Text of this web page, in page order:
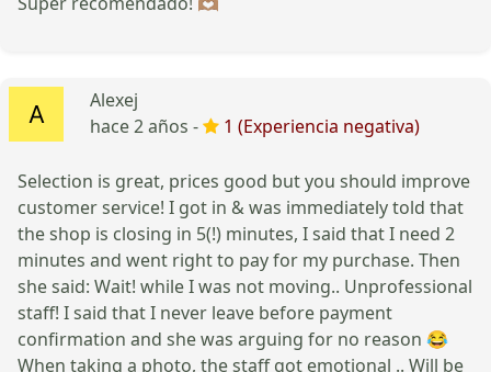
Alexej
hace 2 años -
1 (Experiencia negativa)
Selection is great, prices good but you should improve
customer service! I got in & was immediately told that
the shop is closing in 5(!) minutes, I said that I need 2
minutes and went right to pay for my purchase. Then
she said: Wait! while I was not moving.. Unprofessional
staff! I said that I never leave before payment
confirmation and she was arguing for no reason 😂
When taking a photo, the staff got emotional .. Will be